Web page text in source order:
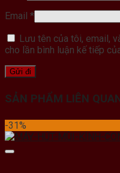
Email *
Lưu tên của tôi, email,
cho lần bình luận kế tiếp
SẢN PHẨM LIÊN
-31%